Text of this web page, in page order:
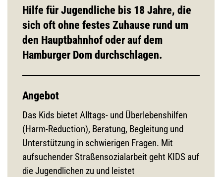
Hilfe für Jugendliche bis 18 Jahre, die
sich oft ohne festes Zuhause rund um
den Hauptbahnhof oder auf dem
Hamburger Dom durchschlagen.
Angebot
Das Kids bietet Alltags- und Überlebenshilfen
(Harm-Reduction), Beratung, Begleitung und
Unterstützung in schwierigen Fragen. Mit
aufsuchender Straßensozialarbeit geht KIDS auf
die Jugendlichen zu und leistet